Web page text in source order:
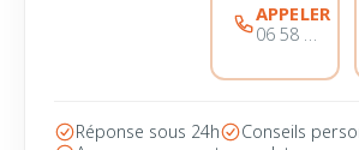
APPELER
06 58 44 28 28
Réponse sous 24h
Conseils